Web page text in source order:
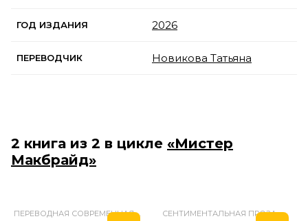
ГОД ИЗДАНИЯ 2026
ПЕРЕВОДЧИК Новикова Татьяна
2 книга из 2 в цикле «Мистер
Макбрайд»
ПЕРЕВОДНАЯ СОВРЕМЕННАЯ ПРОЗА СЕНТИМЕНТАЛЬНАЯ ПРОЗА